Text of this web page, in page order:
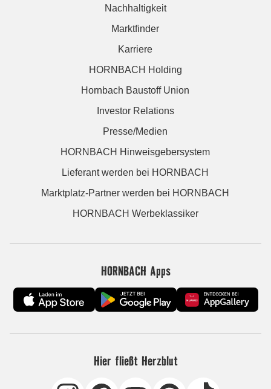
Nachhaltigkeit
Marktfinder
Karriere
HORNBACH Holding
Hornbach Baustoff Union
Investor Relations
Presse/Medien
HORNBACH Hinweisgebersystem
Lieferant werden bei HORNBACH
Marktplatz-Partner werden bei HORNBACH
HORNBACH Werbeklassiker
HORNBACH Apps
Hier fließt Herzblut